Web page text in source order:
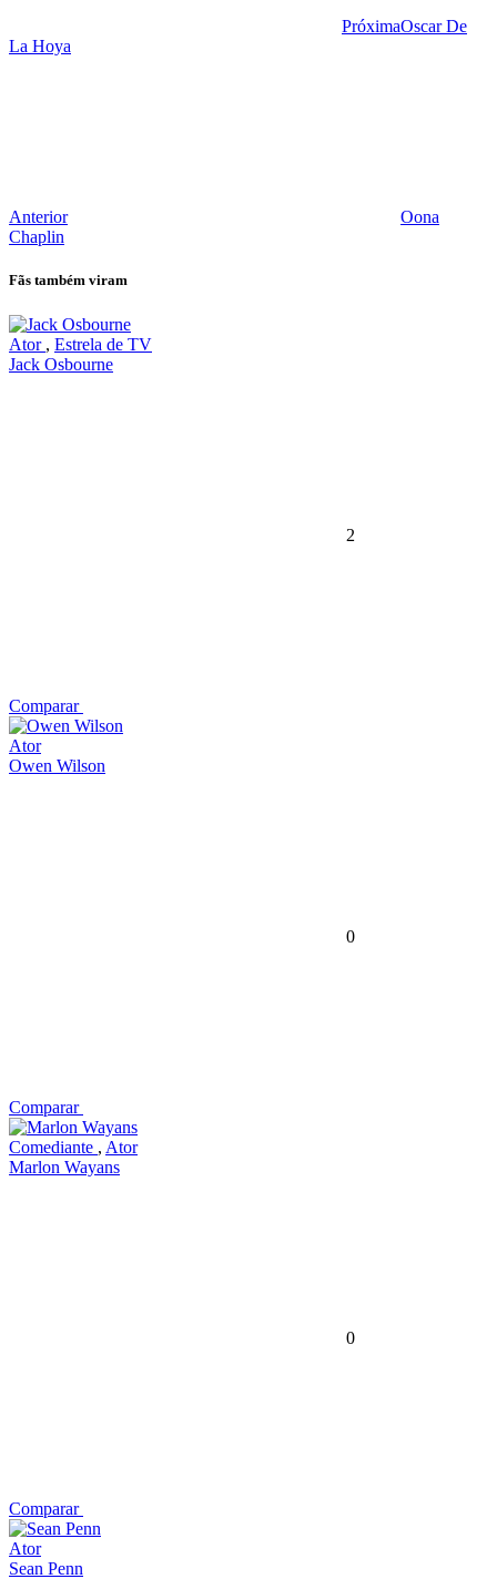
PróximaOscar De
La Hoya
Anterior
Oona
Chaplin
Fãs também viram
Ator , Estrela de TV
Jack Osbourne
2
Comparar
Ator
Owen Wilson
0
Comparar
Comediante , Ator
Marlon Wayans
0
Comparar
Ator
Sean Penn